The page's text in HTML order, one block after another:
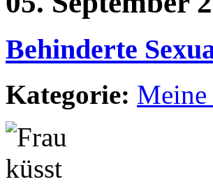
Behinderte
Kategorie: